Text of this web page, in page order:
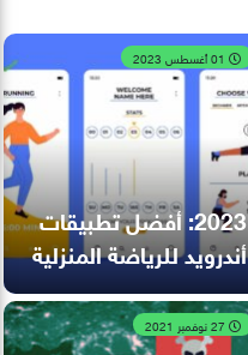
2023: أفضل تطبيقات
أندرويد للرياضة المنزلية